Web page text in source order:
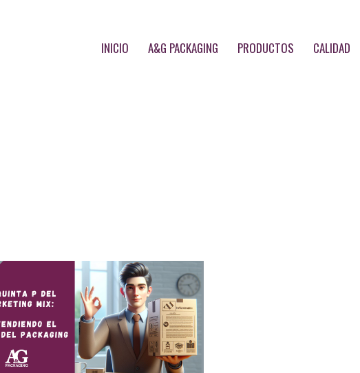
INICIO A&G PACKAGING PRODUCTOS CALIDAD